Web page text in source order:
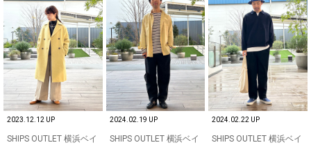
2023.12.12 UP
SHIPS OUTLET 横浜ベイ
2024.02.19 UP
SHIPS OUTLET 横浜ベイ
2024.02.22 UP
SHIPS OUTLET 横浜ベイ